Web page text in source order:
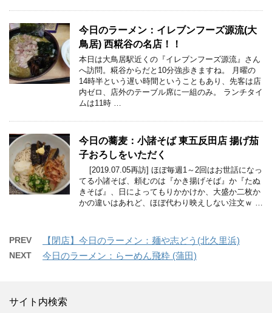
今日のラーメン：イレブンフーズ源流(大
鳥居) 西糀谷の名店！！
本日は大鳥居駅近くの『イレブンフーズ源流』さん
へ訪問。糀谷からだと10分強歩きますね。 月曜の
14時半という遅い時間ということもあり、先客は店
内ゼロ、店外のテーブル席に一組のみ。 ランチタイ
ムは11時 …
今日の蕎麦：小諸そば 東五反田店 揚げ茄
子おろしをいただく
[2019.07.05再訪] ほぼ毎週1～2回はお世話になっ
てる小諸そば、頼むのは『かき揚げそば』か『たぬ
きそば』、日によってもりかかけか、大盛か二枚か
かの違いはあれど、ほぼ代わり映えしない注文ｗ …
PREV 【閉店】今日のラーメン：麺や志どう(北久里浜)
NEXT 今日のラーメン：らーめん飛粋 (蒲田)
サイト内検索